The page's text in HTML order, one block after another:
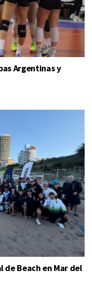
Argentinas y
de Beach en Mar del